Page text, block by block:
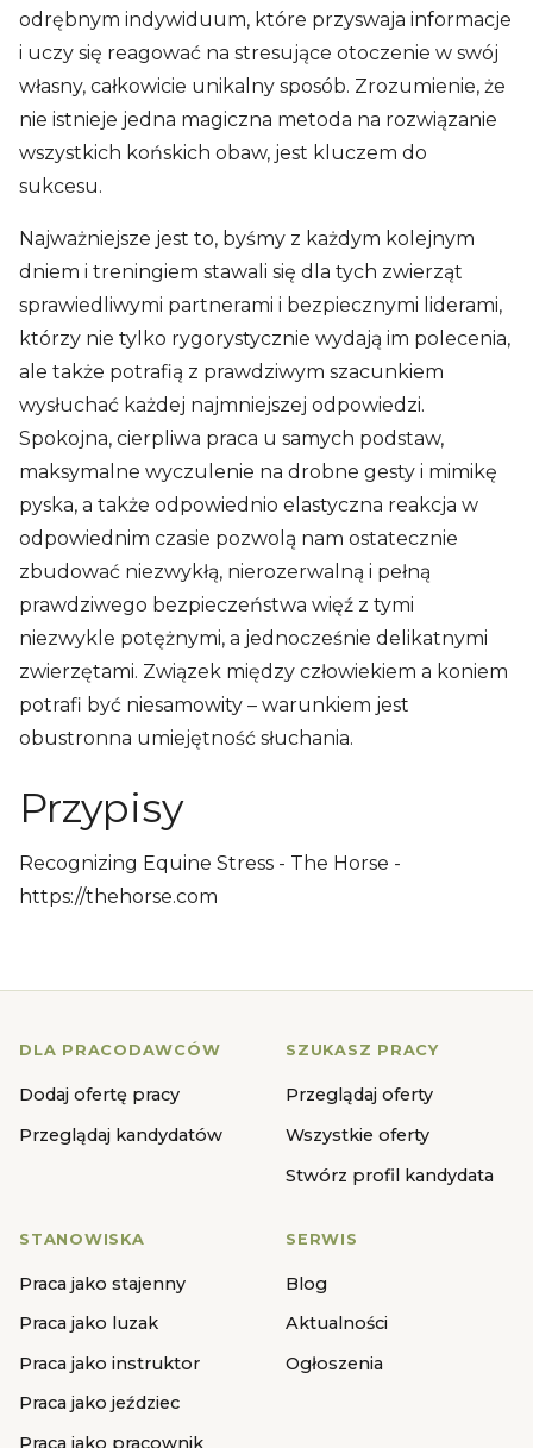
odrębnym indywiduum, które przyswaja informacje
i uczy się reagować na stresujące otoczenie w swój
własny, całkowicie unikalny sposób. Zrozumienie, że
nie istnieje jedna magiczna metoda na rozwiązanie
wszystkich końskich obaw, jest kluczem do
sukcesu.
Najważniejsze jest to, byśmy z każdym kolejnym
dniem i treningiem stawali się dla tych zwierząt
sprawiedliwymi partnerami i bezpiecznymi liderami,
którzy nie tylko rygorystycznie wydają im polecenia,
ale także potrafią z prawdziwym szacunkiem
wysłuchać każdej najmniejszej odpowiedzi.
Spokojna, cierpliwa praca u samych podstaw,
maksymalne wyczulenie na drobne gesty i mimikę
pyska, a także odpowiednio elastyczna reakcja w
odpowiednim czasie pozwolą nam ostatecznie
zbudować niezwykłą, nierozerwalną i pełną
prawdziwego bezpieczeństwa więź z tymi
niezwykle potężnymi, a jednocześnie delikatnymi
zwierzętami. Związek między człowiekiem a koniem
potrafi być niesamowity – warunkiem jest
obustronna umiejętność słuchania.
Przypisy
Recognizing Equine Stress - The Horse -
https://thehorse.com
DLA PRACODAWCÓW
Dodaj ofertę pracy
Przeglądaj kandydatów
SZUKASZ PRACY
Przeglądaj oferty
Wszystkie oferty
Stwórz profil kandydata
STANOWISKA
Praca jako stajenny
Praca jako luzak
Praca jako instruktor
Praca jako jeździec
Praca jako pracownik
SERWIS
Blog
Aktualności
Ogłoszenia